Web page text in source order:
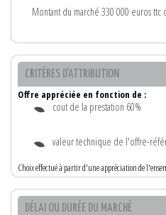
Montant du marché 330 000 euros ttc
CRITÈRES D'ATTRIBUTION
Offre appréciée en fonction de :
cout de la prestation 60%
valeur technique de l'offre-
Choix effectué à partir d'une appréciation de
DÉLAI OU DURÉE DU MARCHÉ